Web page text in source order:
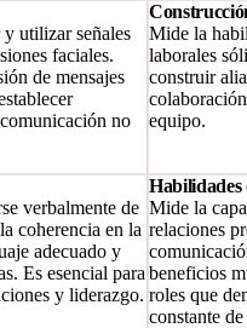
utilizar señales
faciales.
de mensajes
no
Mide la
laborales
construir
equipo.
verbalmente de
coherencia en la
adecuado y
Es esencial para
y liderazgo.
Mide la
relaciones
beneficios
roles que
constante